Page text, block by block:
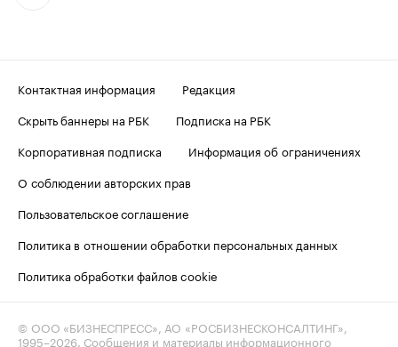
Контактная информация
Редакция
Скрыть баннеры на РБК
Подписка на РБК
Корпоративная подписка
Информация об ограничениях
О соблюдении авторских прав
Пользовательское соглашение
Политика в отношении обработки персональных данных
Политика обработки файлов cookie
© ООО «БИЗНЕСПРЕСС», АО «РОСБИЗНЕСКОНСАЛТИНГ»,
1995–2026 . Сообщения и материалы информационного